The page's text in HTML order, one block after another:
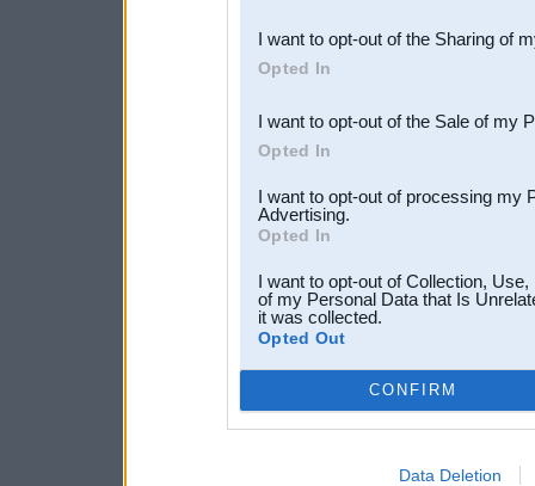
Downstream Participants
third parties.
I want to opt-out of the Sharing of
Opted In
I want to opt-out of the Sale of my
Opted In
I want to opt-out of processing my
Advertising.
Opted In
I want to opt-out of Collection,
of my Personal Data that Is
it was collected.
Opted Out
CONFIRM
Data Deletion